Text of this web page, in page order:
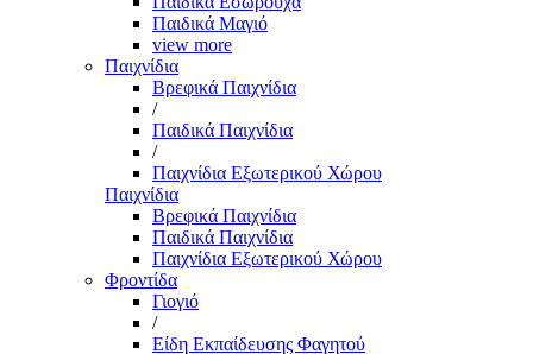
Παιδικά Μαγιό
view more
Παιχνίδια
Βρεφικά Παιχνίδια
/
Παιδικά Παιχνίδια
/
Παιχνίδια Εξωτερικού Χώρου
Παιχνίδια
Βρεφικά Παιχνίδια
Παιδικά Παιχνίδια
Παιχνίδια Εξωτερικού Χώρου
Φροντίδα
Γιογιό
/
Είδη Εκπαίδευσης Φαγητού